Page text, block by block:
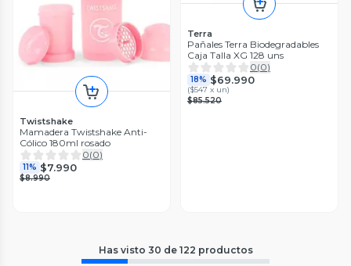
Twistshake
Mamadera Twistshake Anti-
Cólico 180ml rosado
0(0)
11% $7.990
$8.990
Terra
Pañales Terra Biodegradables
Caja Talla XG 128 uns
0(0)
18% $69.990
($547 x un)
$85.520
Has visto 30 de 122 productos